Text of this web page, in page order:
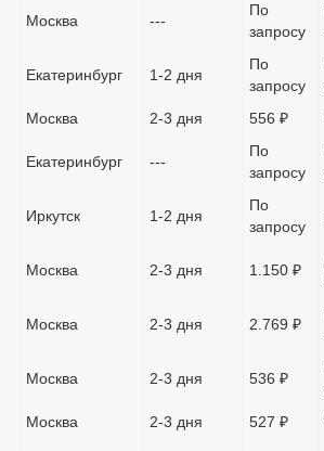
Москва ---
По
запросу
Екатеринбург 1-2 дня
По
запросу
Москва 2-3 дня 556 ₽
Екатеринбург ---
По
запросу
Иркутск 1-2 дня
По
запросу
Москва 2-3 дня 1.150 ₽
Москва 2-3 дня 2.769 ₽
Москва 2-3 дня 536 ₽
Москва 2-3 дня 527 ₽